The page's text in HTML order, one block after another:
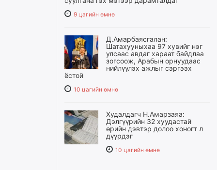
9 цагийн өмнө
Д.Амарбаясгалан:
Шатахууныхаа 97 хувийг нэг
улсаас авдаг хараат байдлаа
зогсоож, Арабын орнуудаас
нийлүүлэх ажлыг сэргээх
ёстой
10 цагийн өмнө
Худалдагч Н.Амарзаяа:
Дэлгүүрийн 32 хуудастай
өрийн дэвтэр долоо хоногт л
дүүрдэг
10 цагийн өмнө